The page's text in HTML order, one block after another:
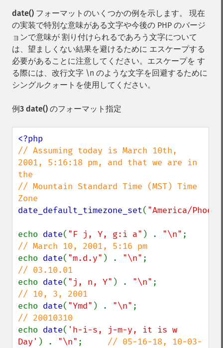
date() フォーマットのいくつかの例を示します。 現在
の実装で特別な意味がある文字や今後の PHP のバージ
ョンで意味が 割り付けられるであろう文字について
は、望ましくない結果を避けるために エスケープする
必要があることに注意してください。エスケープを す
る際には、改行文字 \n のような文字を回避するために
シングルクォートを使用してください。
例3 date() のフォーマット指定
// Assuming today is March 10th,
2001, 5:16:18 pm, and that we are in
the
// Mountain Standard Time (MST) Time
date_default_timezone_set( "America/
echo date( "F j, Y, g:i a" ) . "\n"
echo date( "m.d.y" ) . "\n"
echo date( "j, n, Y" ) . "\n"
echo date( "Ymd" ) . "\n"
echo date( 'h-i-s, j-m-y, it is w
Day' ) . "\n" ; // 05-16-18, 10-03-